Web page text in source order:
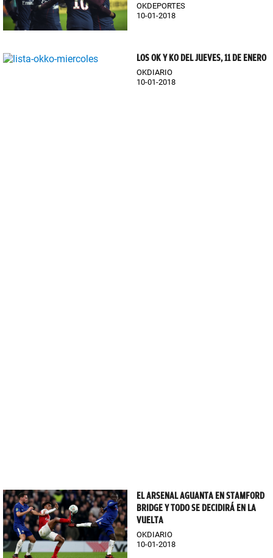
OKDEPORTES
10-01-2018
LOS OK Y KO DEL JUEVES, 11 DE ENERO
OKDIARIO
10-01-2018
EL ARSENAL AGUANTA EN STAMFORD
BRIDGE Y TODO SE DECIDIRÁ EN LA
VUELTA
OKDIARIO
10-01-2018